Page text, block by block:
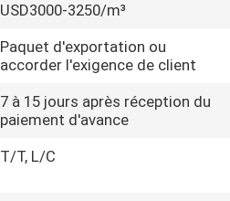
USD3000-3250/m³
Paquet d'exportation ou
accorder l'exigence de client
7 à 15 jours après réception du
paiement d'avance
T/T, L/C